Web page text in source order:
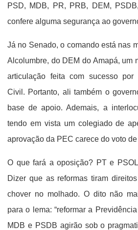
PSD, MDB, PR, PRB, DEM,
confere alguma segurança ao
Já no Senado, o comando está nas
Alcolumbre, do DEM do Amapá, um
articulação feita com sucesso por
Civil. Portanto, ali também o
base de apoio. Ademais, a
tendo em vista um colegiado de
aprovação da PEC carece do voto
O que fará a oposição? PT e
Dizer que as reformas tiram
chover no molhado. O dito não
para o lema: “reformar a
MDB e PSDB agirão sob o